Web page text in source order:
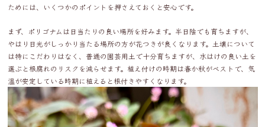
ためには、いくつかのポイントを押さえておくと安心です。
まず、ポリゴナムは日当たりの良い場所を好みます。半日陰でも育ちますが、
やはり日光がしっかり当たる場所の方が花つきが良くなります。土壌について
は特にこだわりはなく、普通の園芸用土で十分育ちますが、水はけの良い土を
選ぶと根腐れのリスクを減らせます。植え付けの時期は春か秋がベストで、気
温が安定している時期に植えると根付きやすくなります。